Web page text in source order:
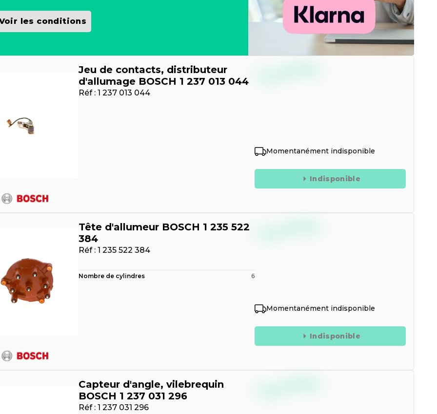
les conditions
Jeu de contacts, distributeur
d'allumage BOSCH 1 237 013 044
Réf : 1 237 013 044
Momentanément indisponible
Indisponible
Tête d'allumeur BOSCH 1 235 522
384
Réf : 1 235 522 384
Nombre de cylindres 6
Momentanément indisponible
Indisponible
Capteur d'angle, vilebrequin
BOSCH 1 237 031 296
Réf : 1 237 031 296